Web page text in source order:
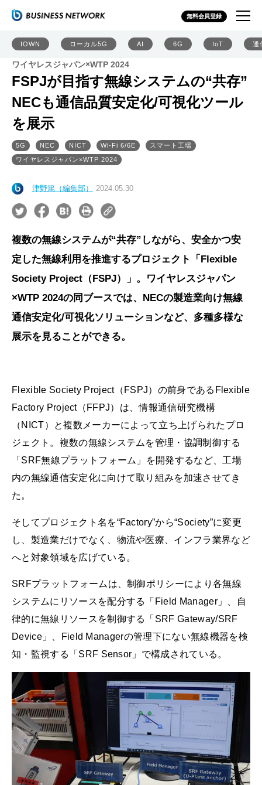
無料会員登録
IOWN ローカル5G AI 6G IoT 通
ワイヤレスジャパン×WTP 2024
FSPJが目指す無線システムの“共存”
NECも通信品質安定化/可視化ツール
を展示
5G NEC NICT Wi-Fi 6/6E
スマート工場
ワイヤレスジャパン×WTP 2024
津野篤（編集部） 2024.05.30
複数の無線システムが“共存”しながら、安全かつ安
定した無線利用を推進するプロジェクト「Flexible
Society Project（FSPJ）」。ワイヤレスジャパン
×WTP 2024の同ブースでは、NECの製造業向け無線
通信安定化/可視化ソリューションなど、多種多様な
展示を見ることができる。
Flexible Society Project（FSPJ）の前身であるFlexible
Factory Project（FFPJ）は、情報通信研究機構
（NICT）と複数メーカーによって立ち上げられたプロ
ジェクト。複数の無線システムを管理・協調制御する
「SRF無線プラットフォーム」を開発するなど、工場
内の無線通信安定化に向けて取り組みを加速させてき
た。
そしてプロジェクト名を“Factory”から“Society”に変更
し、製造業だけでなく、物流や医療、インフラ業界など
へと対象領域を広げている。
SRFプラットフォームは、制御ポリシーにより各無線
システムにリソースを配分する「Field Manager」、自
律的に無線リソースを制御する「SRF Gateway/SRF
Device」、Field Managerの管理下にない無線機器を検
知・監視する「SRF Sensor」で構成されている。